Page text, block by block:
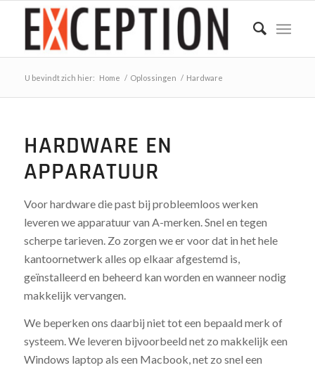
U bevindt zich hier: Home / Oplossingen / Hardware
HARDWARE EN
APPARATUUR
Voor hardware die past bij probleemloos werken
leveren we apparatuur van A-merken. Snel en tegen
scherpe tarieven. Zo zorgen we er voor dat in het hele
kantoornetwerk alles op elkaar afgestemd is,
geïnstalleerd en beheerd kan worden en wanneer nodig
makkelijk vervangen.
We beperken ons daarbij niet tot een bepaald merk of
systeem. We leveren bijvoorbeeld net zo makkelijk een
Windows laptop als een Macbook, net zo snel een